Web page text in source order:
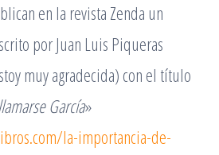
en la revista Zenda un
por Juan Luis Piqueras
muy agradecida) con el título
García»
la-importancia-de-